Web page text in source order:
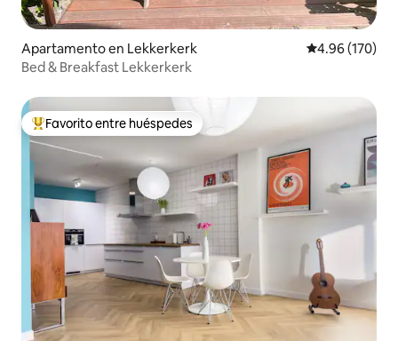
Apartamento en Lekkerkerk Calificación
4.96 (170)
Bed & Breakfast Lekkerkerk
Favorito entre huéspedes preferido
Favorito entre huéspedes